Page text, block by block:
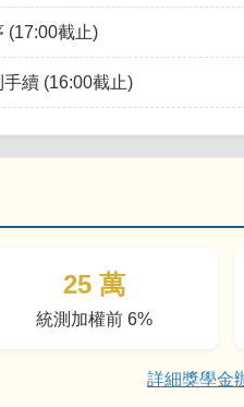
(17:00截止)
續 (16:00截止)
25 萬
統測加權前 6%
詳細獎學金